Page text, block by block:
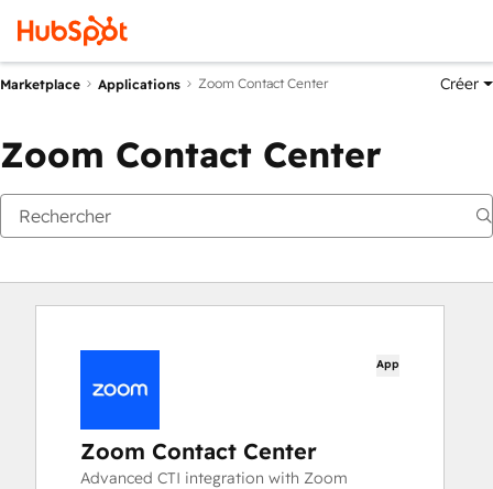
Marketplace Applications Zoom Contact Center Créer
Zoom Contact Center
App
Zoom Contact Center
Advanced CTI integration with Zoom